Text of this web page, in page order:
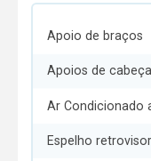
Apoio de braços
Apoios de
Ar Condicionado
Espelho